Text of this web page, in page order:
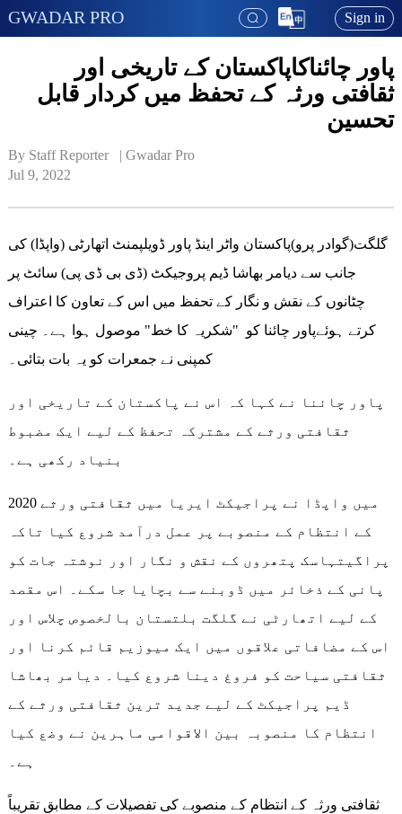
GWADAR PRO Sign in
پاور چائناکاپاکستان کے تاریخی اور
ثقافتی ورثہ کے تحفظ میں کردار قابل
تحسین
By Staff Reporter   | Gwadar Pro
Jul 9, 2022
گلگت(گوادر پرو)پاکستان واٹر اینڈ پاور ڈویلپمنٹ اتھارٹی (واپڈا) کی
جانب سے دیامر بھاشا ڈیم پروجیکٹ (ڈی بی ڈی پی) سائٹ پر
چٹانوں کے نقش و نگار کے تحفظ میں اس کے تعاون کا اعتراف
کرتے ہوئےپاور چائنا کو "شکریہ کا خط" موصول ہوا ہے۔ چینی
کمپنی نے جمعرات کو یہ بات بتائی۔
پاور چائنا نے کہا کہ اس نے پاکستان کے تاریخی اور
ثقافتی ورثے کے مشترکہ تحفظ کے لیے ایک مضبوط
بنیاد رکھی ہے۔
2020 میں واپڈا نے پراجیکٹ ایریا میں ثقافتی ورثے
کے انتظام کے منصوبے پر عمل درآمد شروع کیا تاکہ
پراگیتہاسک پتھروں کے نقش و نگار اور نوشتہ جات کو
پانی کے ذخائر میں ڈوبنے سے بچایا جا سکے۔ اس مقصد
کے لیے اتھارٹی نے گلگت بلتستان بالخصوص چلاس اور
اس کے مضافاتی علاقوں میں ایک میوزیم قائم کرنا اور
ثقافتی سیاحت کو فروغ دینا شروع کیا۔ دیامر بھاشا
ڈیم پراجیکٹ کے لیے جدید ترین ثقافتی ورثے کے
انتظام کا منصوبہ بین الاقوامی ماہرین نے وضع کیا
ہے۔
ثقافتی ورثہ کے انتظام کے منصوبے کی تفصیلات کے مطابق تقریباً